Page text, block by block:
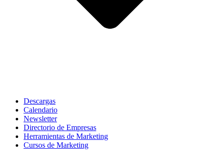
Descargas
Calendario
Newsletter
Directorio de Empresas
Herramientas de Marketing
Cursos de Marketing